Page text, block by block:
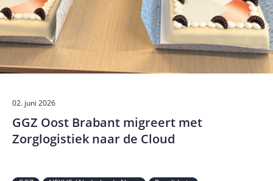
02. juni 2026
GGZ Oost Brabant migreert met
Zorglogistiek naar de Cloud